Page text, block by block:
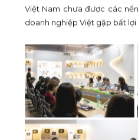
Việt Nam chưa được các
doanh nghiệp Việt gặp bất